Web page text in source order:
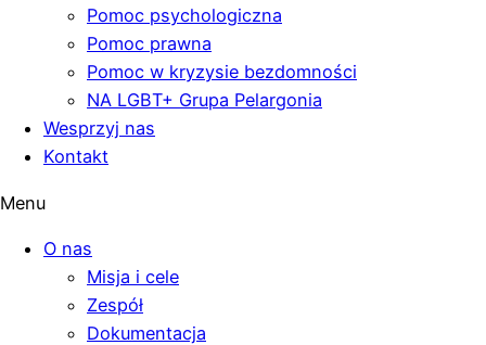
Pomoc psychologiczna
Pomoc prawna
Pomoc w kryzysie bezdomności
NA LGBT+ Grupa Pelargonia
Wesprzyj nas
Kontakt
Menu
O nas
Misja i cele
Zespół
Dokumentacja